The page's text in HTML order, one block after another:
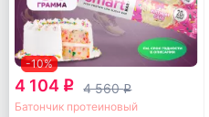
-10%
4 104 q 4 560q
Батончик протеиновый